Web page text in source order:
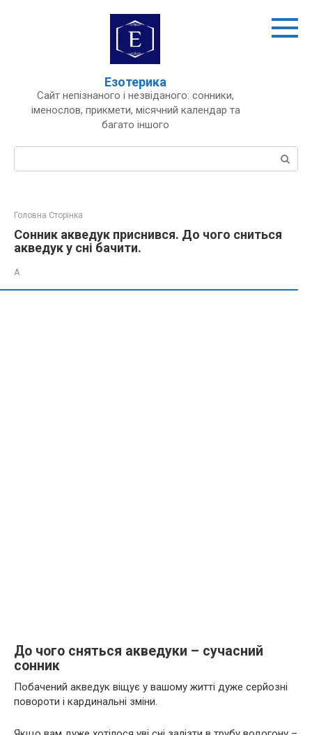
Езотерика
Сайт непізнаного і незвіданого: сонники,
іменослов, прикмети, місячний календар та
багато іншого
Пошук:
Головна Сторінка
Сонник акведук приснився. До чого сниться
акведук у сні бачити.
А
До чого сняться акведуки – сучасний
сонник
Побачений акведук віщує у вашому житті дуже серйозні
повороти і кардинальні зміни.